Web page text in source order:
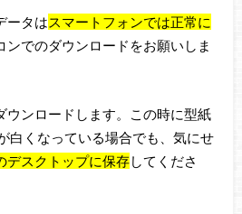
ータはスマートフォンでは正常に
ンでのダウンロードをお願いしま
ンロードします。この時に型紙
白くなっている場合でも、気にせ
デスクトップに保存してくださ